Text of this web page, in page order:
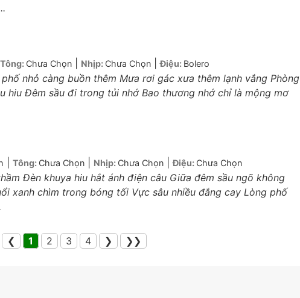
Tông: Chưa Chọn Nhịp: Chưa Chọn |Điệu: Bolero
nhỏ càng buồn thêm Mưa rơi gác xưa thêm lạnh vắng Phòng
hiu Đêm sầu đi trong tủi nhớ Bao thương nhớ chỉ là mộng mơ
Tông: Chưa Chọn Nhịp: Chưa Chọn |Điệu: Chưa Chọn
Đèn khuya hiu hắt ánh điện câu Giữa đêm sầu ngõ không
xanh chìm trong bóng tối Vực sâu nhiều đắng cay Lòng phố
❮ 1 2 3 4 ❯ ❯❯